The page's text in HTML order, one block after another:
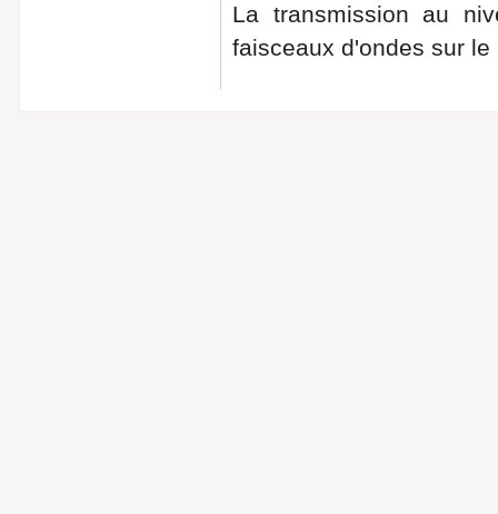
La transmission au
faisceaux d'ondes sur